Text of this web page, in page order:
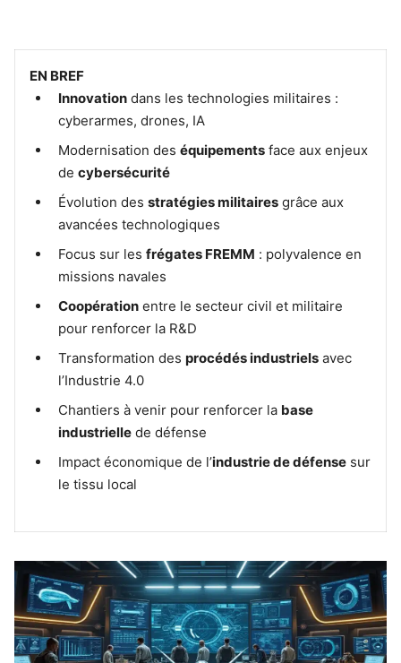
EN BREF
Innovation dans les technologies militaires :
cyberarmes, drones, IA
Modernisation des équipements face aux enjeux
de cybersécurité
Évolution des stratégies militaires grâce aux
avancées technologiques
Focus sur les frégates FREMM : polyvalence en
missions navales
Coopération entre le secteur civil et militaire
pour renforcer la R&D
Transformation des procédés industriels avec
l’Industrie 4.0
Chantiers à venir pour renforcer la base
industrielle de défense
Impact économique de l’industrie de défense sur
le tissu local